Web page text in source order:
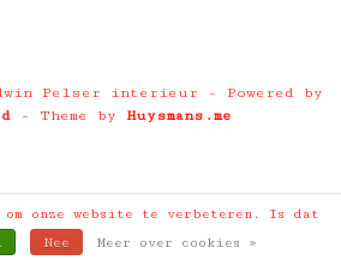
Pelser interieur
- Powered by
- Theme by Huysmans.me
onze website te verbeteren. Is dat
Nee Meer over cookies »